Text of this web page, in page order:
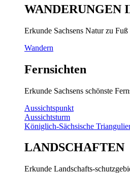
WANDERUNGEN
Erkunde Sachsens Natur zu
Wandern
Fernsichten
Erkunde Sachsens schönste
Aussichtspunkt
Aussichtsturm
Königlich-Sächsische
LANDSCHAFTEN
Erkunde Landschafts-